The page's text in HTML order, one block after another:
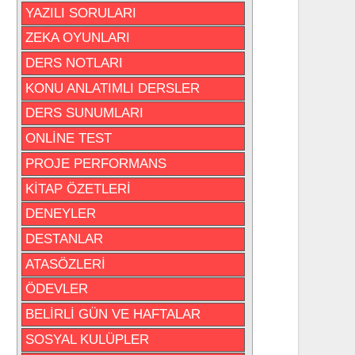
YAZILI SORULARI
ZEKA OYUNLARI
DERS NOTLARI
KONU ANLATIMLI DERSLER
DERS SUNUMLARI
ONLİNE TEST
PROJE PERFORMANS
KİTAP ÖZETLERİ
DENEYLER
DESTANLAR
ATASÖZLERİ
ÖDEVLER
BELİRLİ GÜN VE HAFTALAR
SOSYAL KULÜPLER